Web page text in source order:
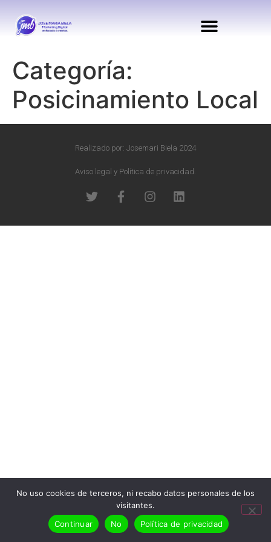
Categoría:
Posicinamiento Local
Realizado por: Josemari Biela 2024
Aviso legal y Política de privacidad.
No uso cookies de terceros, ni recabo datos personales de los
visitantes.
Continuar
No Política de privacidad